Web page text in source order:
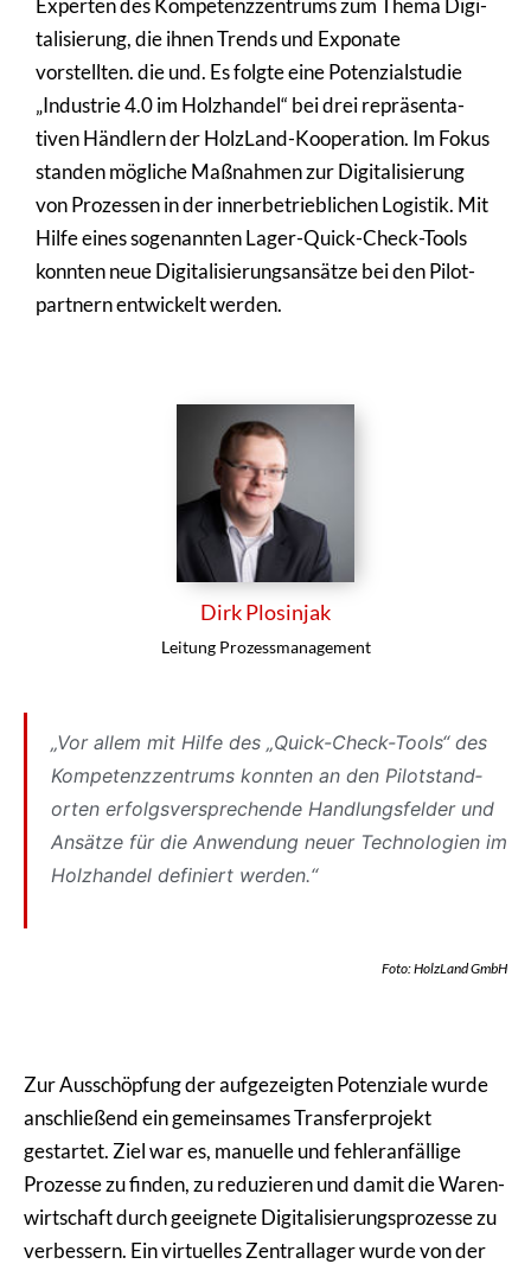
Experten des Kompe­tenz­zen­trums zum Thema Digi­
ta­li­sie­rung, die ihnen Trends und Exponate
vorstellten. die und. Es folgte eine Poten­zi­al­studie
„Industrie 4.0 im Holz­handel“ bei drei reprä­sen­ta­
tiven Händlern der HolzLand-Koope­ra­tion. Im Fokus
standen mögliche Maßnahmen zur Digi­ta­li­sie­rung
von Prozessen in der inner­be­trieb­li­chen Logistik. Mit
Hilfe eines soge­nannten Lager-Quick-Check-Tools
konnten neue Digi­ta­li­sie­rungs­an­sätze bei den Pilot­
part­nern entwi­ckelt werden.
Dirk Plosinjak
Leitung Prozess­ma­nage­ment
„Vor allem mit Hilfe des „Quick-Check-Tools“ des
Kompe­tenz­zen­trums konnten an den Pilot­stand­
orten erfolgs­ver­spre­chende Hand­lungs­felder und
Ansätze für die Anwendung neuer Tech­no­lo­gien im
Holz­handel definiert werden.“
Foto: HolzLand GmbH
Zur Ausschöp­fung der aufge­zeigten Poten­ziale wurde
anschlie­ßend ein gemein­sames Trans­fer­pro­jekt
gestartet. Ziel war es, manuelle und fehler­an­fäl­lige
Prozesse zu finden, zu redu­zieren und damit die Waren­
wirt­schaft durch geeignete Digi­ta­li­sie­rungs­pro­zesse zu
verbes­sern. Ein virtu­elles Zentral­lager wurde von der